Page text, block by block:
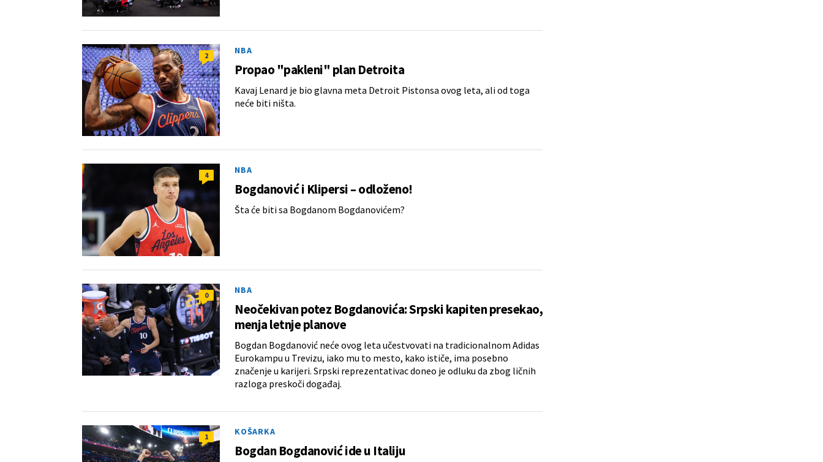
2 NBA
Propao "pakleni" plan Detroita
Kavaj Lenard je bio glavna meta Detroit Pistonsa ovog leta, ali od toga
neće biti ništa.
4 NBA
Bogdanović i Klipersi – odloženo!
Šta će biti sa Bogdanom Bogdanovićem?
0 NBA
Neočekivan potez Bogdanovića: Srpski kapiten presekao,
menja letnje planove
Bogdan Bogdanović neće ovog leta učestvovati na tradicionalnom Adidas
Eurokampu u Trevizu, iako mu to mesto, kako ističe, ima posebno
značenje u karijeri. Srpski reprezentativac doneo je odluku da zbog ličnih
razloga preskoči događaj.
1 KOŠARKA
Bogdan Bogdanović ide u Italiju